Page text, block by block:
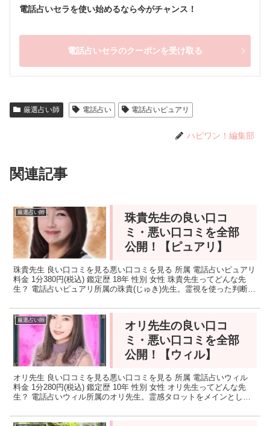
電話占いセラを使い始めるなら今がチャンス！
電話占いセラのクーポンを受け取る
厳選占い師 電話占い 電話占いピュアリ
ハピワン！編集部
関連記事
厳選占い師
珠貴先生の良い口コ
ミ・悪い口コミを全部
公開！【ピュアリ】
珠貴先生 良い口コミを見る悪い口コミを見る 所属 電話占いピュアリ
料金 1分380円(税込) 鑑定歴 18年 性別 女性 珠貴先生ってどんな先
生？ 電話占いピュアリ所属の珠貴(じゅき)先生。霊視を使った判断や
厳選占い師
オリ先生の良い口コ
ミ・悪い口コミを全部
公開！【ウィル】
オリ先生 良い口コミを見る悪い口コミを見る 所属 電話占いウィル
料金 1分280円(税込) 鑑定歴 10年 性別 女性 オリ先生ってどんな先
生？ 電話占いウィル所属のオリ先生。霊感タロットをメインとした